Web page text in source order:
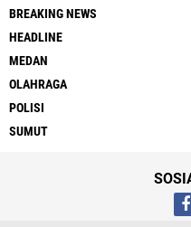
BREAKING NEWS
HEADLINE
MEDAN
OLAHRAGA
POLISI
SUMUT